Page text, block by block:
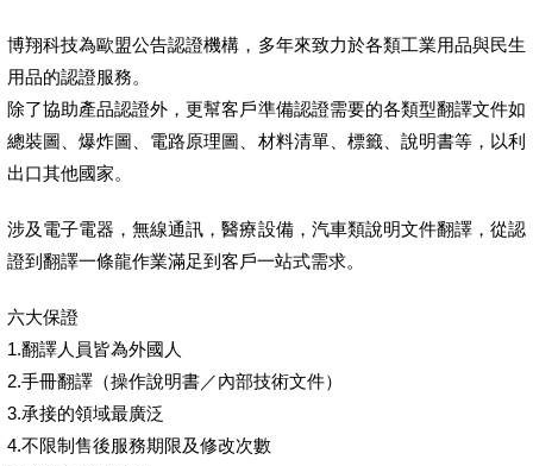
博翔科技為歐盟公告認證機構，多年來致力於各類工業用品與民生
用品的認證服務。
除了協助產品認證外，更幫客戶準備認證需要的各類型翻譯文件如
總裝圖、爆炸圖、電路原理圖、材料清單、標籤、說明書等，以利
出口其他國家。
涉及電子電器，無線通訊，醫療設備，汽車類說明文件翻譯，從認
證到翻譯一條龍作業滿足到客戶一站式需求。
六大保證
1.翻譯人員皆為外國人
2.手冊翻譯（操作說明書／內部技術文件）
3.承接的領域最廣泛
4.不限制售後服務期限及修改次數